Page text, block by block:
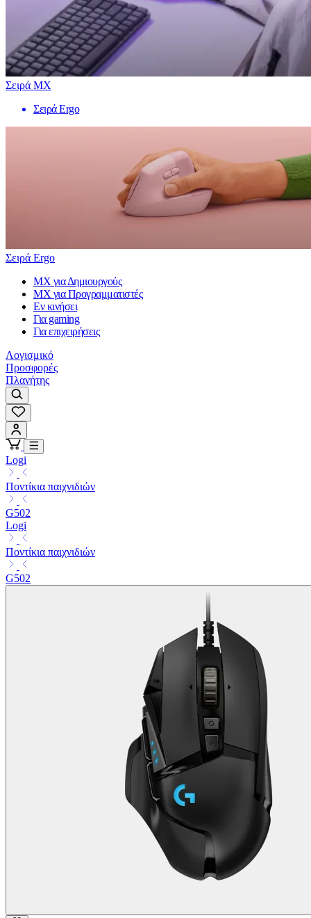
Σειρά MX
Σειρά Ergo
Σειρά Ergo
MX για Δημιουργούς
MX για Προγραμματιστές
Εν κινήσει
Για gaming
Για επιχειρήσεις
Λογισμικό
Προσφορές
Πλανήτης
Logi
Ποντίκια παιχνιδιών
G502
Logi
Ποντίκια παιχνιδιών
G502